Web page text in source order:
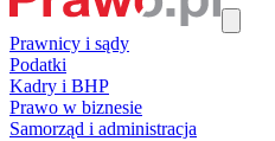
Prawnicy i sądy
Podatki
Kadry i BHP
Prawo w biznesie
Samorząd i administracja